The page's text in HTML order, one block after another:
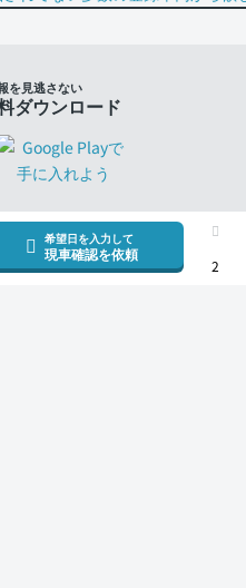
一覧 86 GTリミテッド トヨ
希望日を入力して
現車確認を依頼
2
を見逃さない
ダウンロード